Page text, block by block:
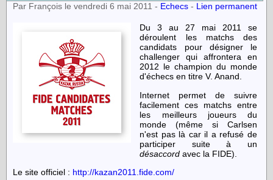
Par François le vendredi 6 mai 2011 - Echecs - Lien permanent
Du 3 au 27 mai 2011 se
déroulent les matchs des
candidats pour désigner le
challenger qui affrontera en
2012 le champion du monde
d'échecs en titre V. Anand.
Internet permet de suivre
facilement ces matchs entre
les meilleurs joueurs du
monde (même si Carlsen
n'est pas là car il a refusé de
participer suite à un
désaccord avec la FIDE).
Le site officiel : http://kazan2011.fide.com/